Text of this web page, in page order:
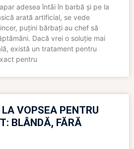
adesea întâi în barbă și pe la
arată artificial, se vede
puțini bărbați au chef să
Dacă vrei o soluție mai
există un tratament pentru
pentru
VOPSEA PENTRU
BLÂNDĂ, FĂRĂ